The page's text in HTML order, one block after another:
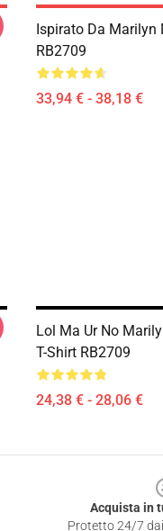
Ispirato Da Marilyn
RB2709
33,94 € - 38,18 €
Lol Ma Ur No
T-Shirt RB2709
24,38 € - 28,06 €
Acquista in
Protetto 24/7